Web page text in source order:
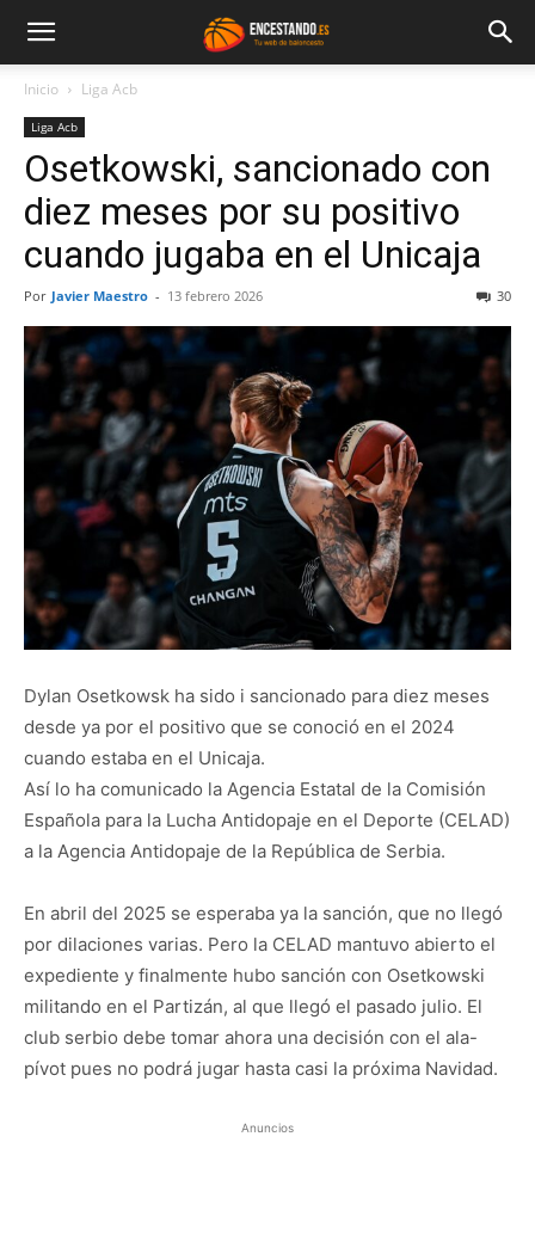
Inicio Liga Acb
Liga Acb
Osetkowski, sancionado con
diez meses por su positivo
cuando jugaba en el Unicaja
Por Javier Maestro - 13 febrero 2026 30
Dylan Osetkowsk ha sido i sancionado para diez meses
desde ya por el positivo que se conoció en el 2024
cuando estaba en el Unicaja.
Así lo ha comunicado la Agencia Estatal de la Comisión
Española para la Lucha Antidopaje en el Deporte (CELAD)
a la Agencia Antidopaje de la República de Serbia.
En abril del 2025 se esperaba ya la sanción, que no llegó
por dilaciones varias. Pero la CELAD mantuvo abierto el
expediente y finalmente hubo sanción con Osetkowski
militando en el Partizán, al que llegó el pasado julio. El
club serbio debe tomar ahora una decisión con el ala-
pívot pues no podrá jugar hasta casi la próxima Navidad.
Anuncios